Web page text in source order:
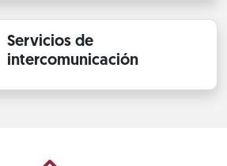
Servicios de
intercomunicación